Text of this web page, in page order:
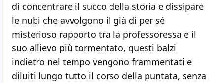
di concentrare il succo della storia e dissipare
le nubi che avvolgono il già di per sé
misterioso rapporto tra la professoressa e il
suo allievo più tormentato, questi balzi
indietro nel tempo vengono frammentati e
diluiti lungo tutto il corso della puntata, senza